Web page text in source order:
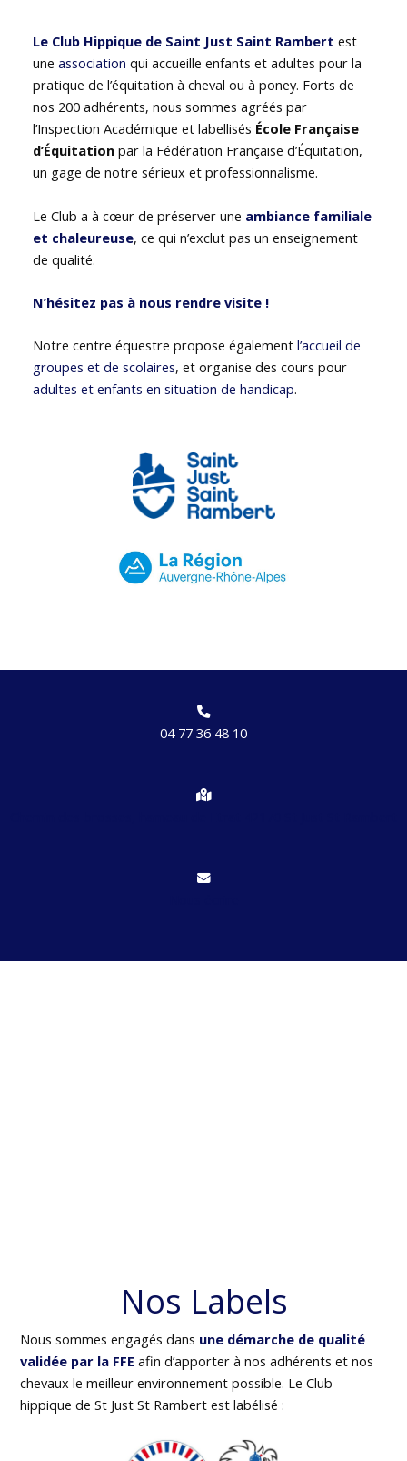
Le Club Hippique de Saint Just Saint Rambert est
uneassociation qui accueille enfants et adultes pour la
pratique de l’équitation à cheval ou à poney. Forts de
nos 200 adhérents, nous sommes agréés par
l’Inspection Académique et labellisés École Française
d’Équitation par la Fédération Française d’Équitation,
un gage de notre sérieux et professionnalisme.
Le Club a à cœur de préserver une ambiance familiale
et chaleureuse, ce qui n’exclut pas un enseignement
de qualité.
N’hésitez pas à nous rendre visite !
Notre centre équestre propose égalementl’accueil de
groupes et de scolaires, et organise des cours pour
adultes et enfants en situation de handicap.
04 77 36 48 10
Nos Labels
Nous sommes engagés dans une démarche de qualité
validée par la FFE afin d’apporter à nos adhérents et nos
chevaux le meilleur environnement possible. Le Club
hippique de St Just St Rambert est labélisé :